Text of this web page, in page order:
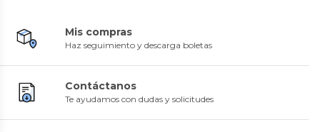
Mis compras
Haz seguimiento y descarga boletas
Contáctanos
Te ayudamos con dudas y solicitudes